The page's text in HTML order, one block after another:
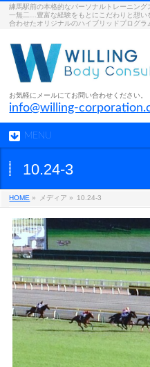
練馬駅前の本格的なパーソナルトレーニン
一無二…豊富な経験をもとにこだわりと想い
合わせたオリジナルのハイブリッドプログラ
お気軽にメールにてお問い合わせください。
info@willing-
MENU
10.24-3
HOME » メディア » 10.24-3